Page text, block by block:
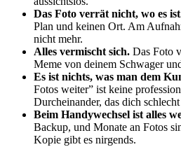
Das Foto verrät nicht, wo es
Plan und keinen Ort. Am
nicht mehr.
Alles vermischt sich. Das Foto
Meme von deinem Schwager
Es ist nichts, was man dem
Fotos weiter” ist keine
Durcheinander, das dich schlecht
Beim Handywechsel ist alles
Backup, und Monate an Fotos
Kopie gibt es nirgends.